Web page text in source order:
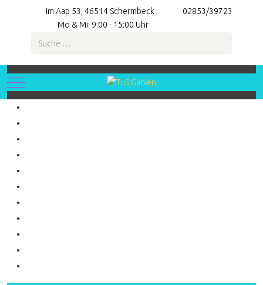
Im Aap 53, 46514 Schermbeck
02853/39723
Mo & Mi: 9:00 - 15:00 Uhr
Suchen
Mobile Menu Toggle